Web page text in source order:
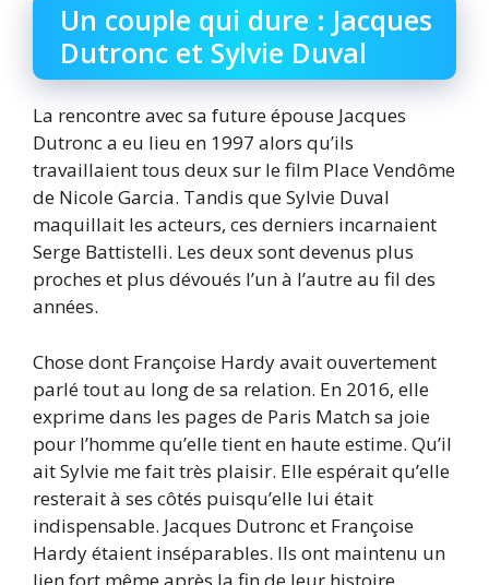
Un couple qui dure : Jacques
Dutronc et Sylvie Duval
La rencontre avec sa future épouse Jacques
Dutronc a eu lieu en 1997 alors qu’ils
travaillaient tous deux sur le film Place Vendôme
de Nicole Garcia. Tandis que Sylvie Duval
maquillait les acteurs, ces derniers incarnaient
Serge Battistelli. Les deux sont devenus plus
proches et plus dévoués l’un à l’autre au fil des
années.
Chose dont Françoise Hardy avait ouvertement
parlé tout au long de sa relation. En 2016, elle
exprime dans les pages de Paris Match sa joie
pour l’homme qu’elle tient en haute estime. Qu’il
ait Sylvie me fait très plaisir. Elle espérait qu’elle
resterait à ses côtés puisqu’elle lui était
indispensable. Jacques Dutronc et Françoise
Hardy étaient inséparables. Ils ont maintenu un
lien fort même après la fin de leur histoire